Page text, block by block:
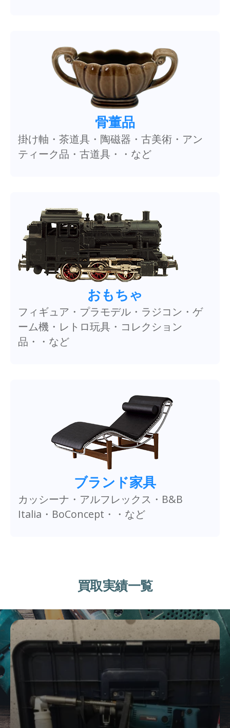
骨董品
掛け軸・茶道具・陶磁器・古美術・アン
ティーク品・古道具・・など
おもちゃ
フィギュア・プラモデル・ラジコン・ゲ
ーム機・レトロ玩具・コレクション
品・・など
ブランド家具
カッシーナ・アルフレックス・B&B
Italia・BoConcept・・など
買取実績一覧